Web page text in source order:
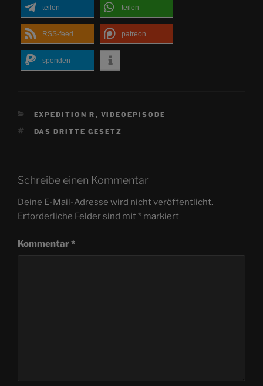
teilen teilen
RSS-feed patreon
spenden
KATEGORIEN
EXPEDITION R , VIDEOEPISODE
SCHLAGWÖRTER
DAS DRITTE GESETZ
Schreibe einen Kommentar
Deine E-Mail-Adresse wird nicht veröffentlicht.
Erforderliche Felder sind mit* markiert
Kommentar*